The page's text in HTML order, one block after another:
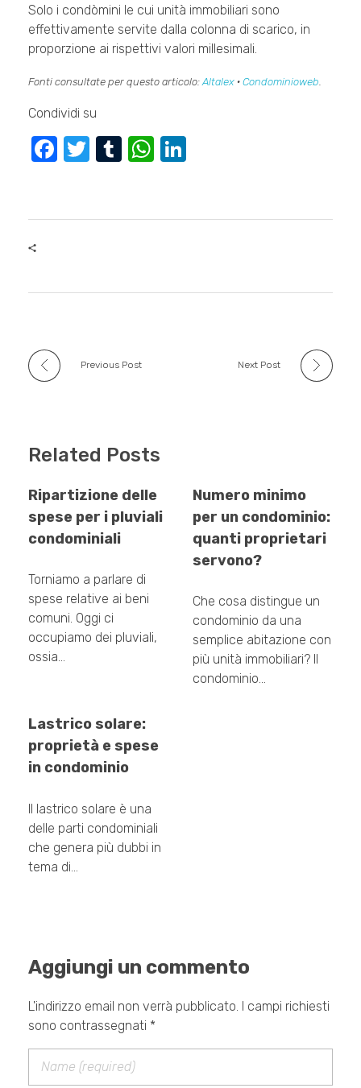
Solo i condòmini le cui unità immobiliari sono
effettivamente servite dalla colonna di scarico, in
proporzione ai rispettivi valori millesimali.
Fonti consultate per questo articolo:Altalex · Condominioweb.
Condividi su
F
e
o
T
er
T
bl
W
s
p
e
Previous Post Next Post
Related Posts
Ripartizione delle
spese per i pluviali
condominiali
Torniamo a parlare di
spese relative ai beni
comuni. Oggi ci
occupiamo dei pluviali,
ossia…
Numero minimo
per un condominio:
quanti proprietari
servono?
Che cosa distingue un
condominio da una
semplice abitazione con
più unità immobiliari? Il
condominio…
Lastrico solare:
proprietà e spese
in condominio
Il lastrico solare è una
delle parti condominiali
che genera più dubbi in
tema di…
Aggiungi un commento
L'indirizzo email non verrà pubblicato. I campi richiesti
sono contrassegnati *